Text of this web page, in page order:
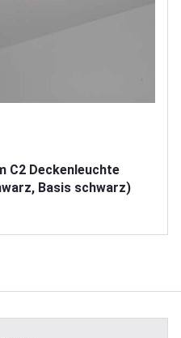
C2 Deckenleuchte
Basis schwarz)